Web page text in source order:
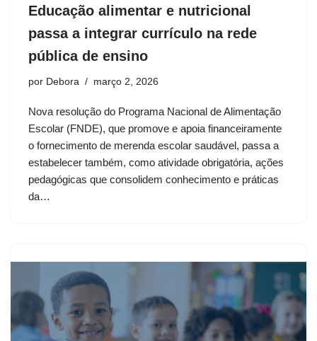
Educação alimentar e nutricional
passa a integrar currículo na rede
pública de ensino
por Debora março 2, 2026
Nova resolução do Programa Nacional de Alimentação
Escolar (FNDE), que promove e apoia financeiramente
o fornecimento de merenda escolar saudável, passa a
estabelecer também, como atividade obrigatória, ações
pedagógicas que consolidem conhecimento e práticas
da…